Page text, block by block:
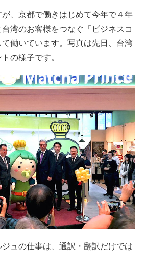
、京都で働きはじめて今年で４年
湾のお客様をつなぐ「ビジネスコ
働いています。写真は先日、台湾
の様子です。
ュの仕事は、通訳・翻訳だけでは